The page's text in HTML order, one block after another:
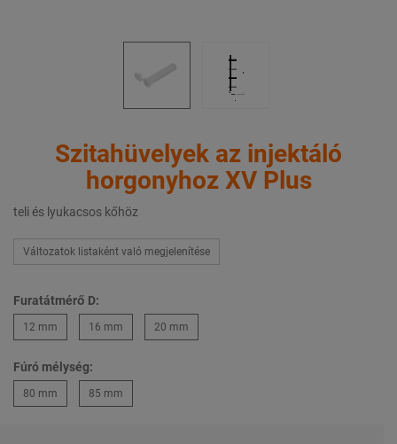
Szitahüvelyek az injektáló
horgonyhoz XV Plus
teli és lyukacsos kőhöz
Változatok listaként való megjelenítése
Furatátmérő D:
12 mm 16 mm 20 mm
Fúró mélység:
80 mm 85 mm